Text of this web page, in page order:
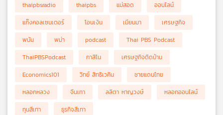
thaipbsradio thaipbs แม่สอด
ออนไลน์
แก๊งคอลเซนเตอร์
โอนเงิน เมียนมา
เศรษฐกิจ
พนัน
พม่า podcast
Thai PBS Podcast
ThaiPBSPodcast
กาสิโน
เศรษฐกิจติดบ้าน
Economics101
วิทย์ สิทธิเวคิน
ชายแดนไทย
หลอกหลวง
จีนเทา ลลิตา หาญวงษ์
หลอกออนไลน์
ทุนสีเทา
ธุรกิจสีเทา